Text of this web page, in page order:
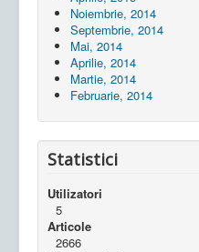
Noiembrie, 2014
Septembrie, 2014
Mai, 2014
Aprilie, 2014
Martie, 2014
Februarie, 2014
Statistici
Utilizatori
5
Articole
2666